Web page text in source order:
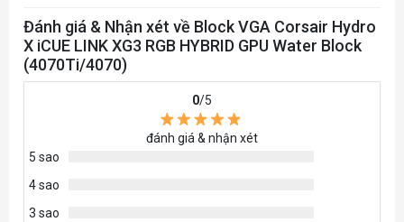
Đánh giá & Nhận xét về Block VGA Corsair Hydro
X iCUE LINK XG3 RGB HYBRID GPU Water Block
(4070Ti/4070)
0/5
đánh giá & nhận xét
5 sao
4 sao
3 sao